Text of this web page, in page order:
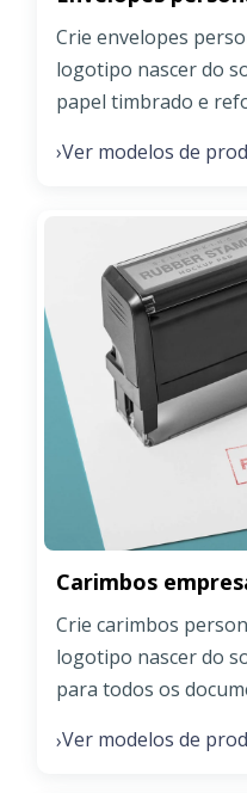
Crie envelopes
logotipo nascer do
papel timbrado e
›Ver modelos de
Carimbos
Crie carimbos
logotipo nascer do
para todos os
›Ver modelos de